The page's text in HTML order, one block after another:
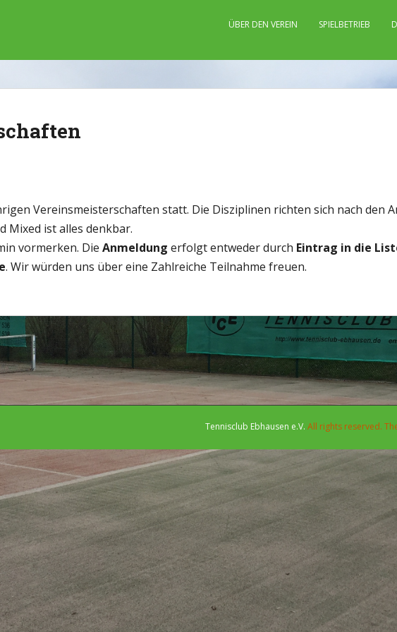
ÜBER DEN VEREIN SPIELBETRIEB
Vereinsmeisterschaften statt. Die Disziplinen richten sich nach den
Mixed ist alles denkbar.
vormerken. Die Anmeldung erfolgt entweder durch Eintrag in die
. Wir würden uns über eine Zahlreiche Teilnahme freuen.
Tennisclub Ebhausen e.V. All rights reserved.